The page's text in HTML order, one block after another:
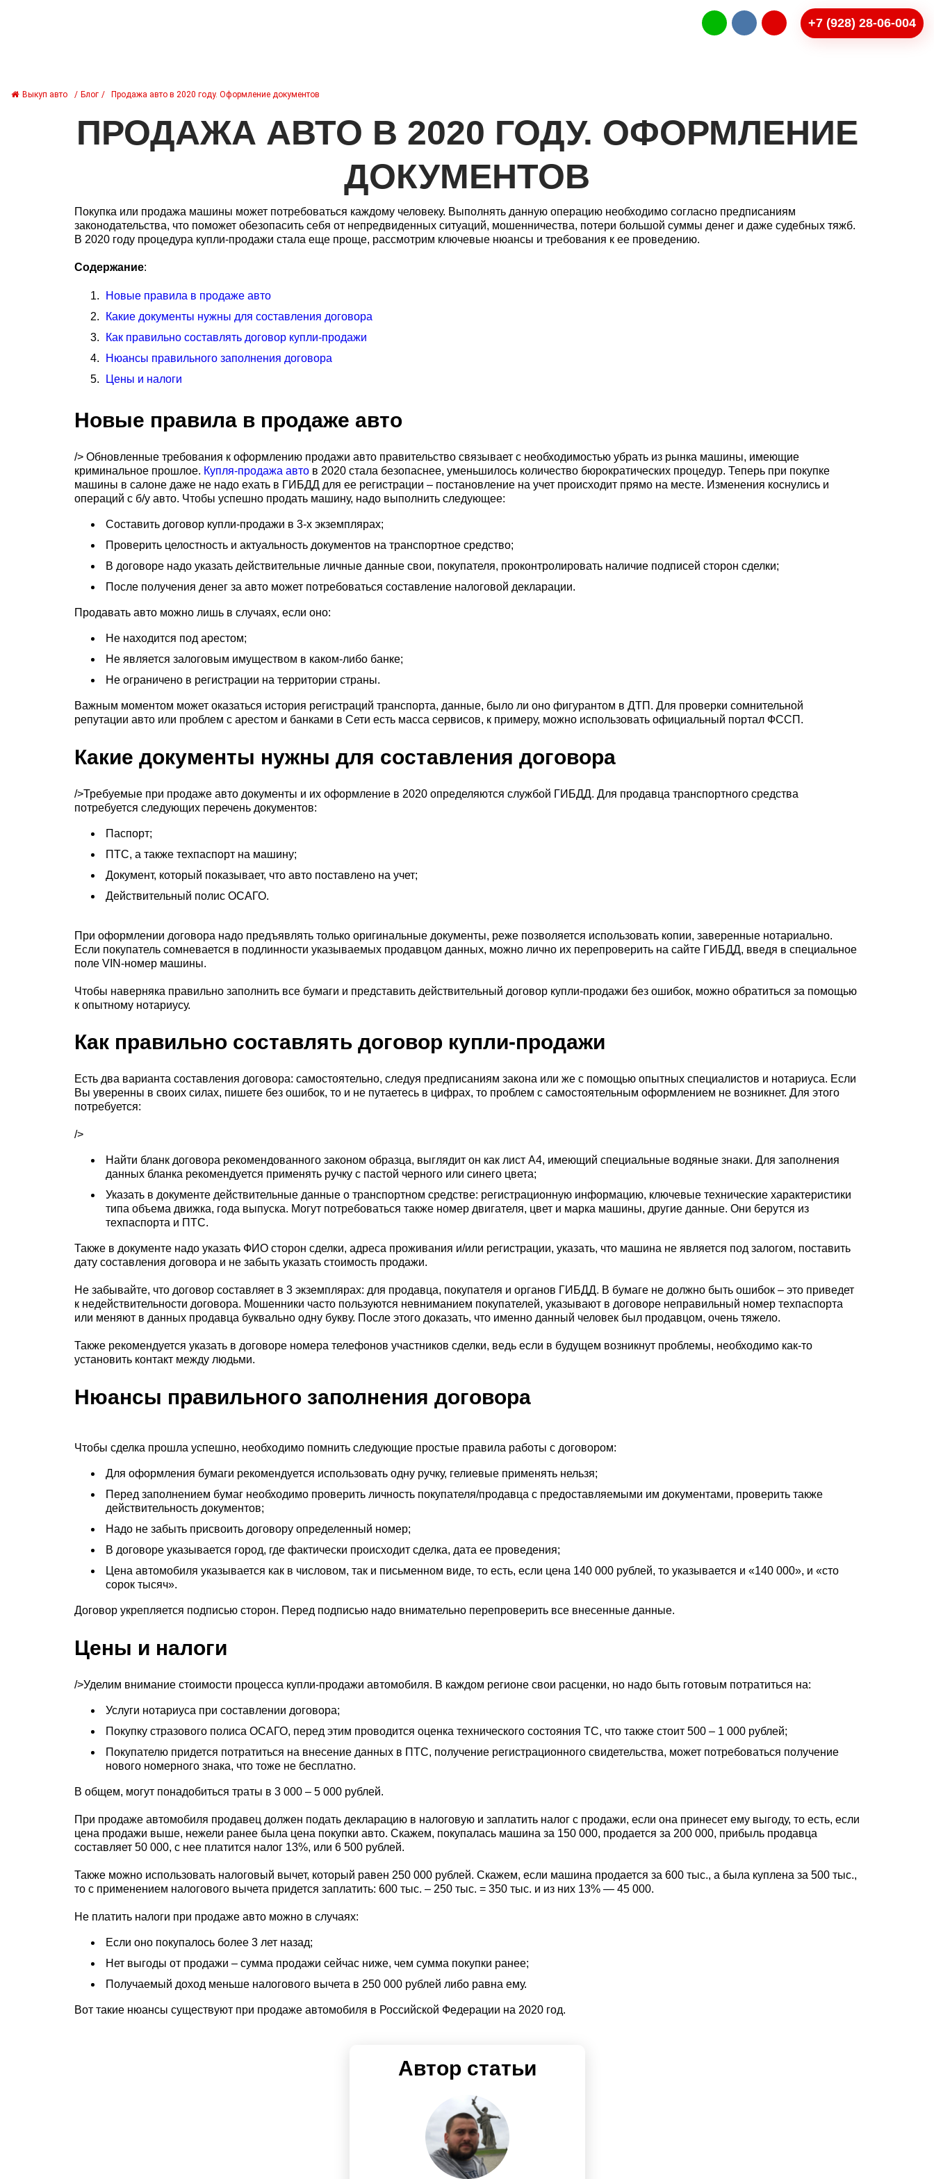
+7 (928) 28-06-004
Выкуп авто / Блог / Продажа авто в 2020 году. Оформление документов
ПРОДАЖА АВТО В 2020 ГОДУ. ОФОРМЛЕНИЕ
ДОКУМЕНТОВ
Покупка или продажа машины может потребоваться каждому человеку. Выполнять данную операцию необходимо согласно предписаниям
законодательства, что поможет обезопасить себя от непредвиденных ситуаций, мошенничества, потери большой суммы денег и даже судебных тяжб.
В 2020 году процедура купли-продажи стала еще проще, рассмотрим ключевые нюансы и требования к ее проведению.
Содержание:
Новые правила в продаже авто
Какие документы нужны для составления договора
Как правильно составлять договор купли-продажи
Нюансы правильного заполнения договора
Цены и налоги
Новые правила в продаже авто
/> Обновленные требования к оформлению продажи авто правительство связывает с необходимостью убрать из рынка машины, имеющие
криминальное прошлое. Купля-продажа авто в 2020 стала безопаснее, уменьшилось количество бюрократических процедур. Теперь при покупке
машины в салоне даже не надо ехать в ГИБДД для ее регистрации – постановление на учет происходит прямо на месте. Изменения коснулись и
операций с б/у авто. Чтобы успешно продать машину, надо выполнить следующее:
Составить договор купли-продажи в 3-х экземплярах;
Проверить целостность и актуальность документов на транспортное средство;
В договоре надо указать действительные личные данные свои, покупателя, проконтролировать наличие подписей сторон сделки;
После получения денег за авто может потребоваться составление налоговой декларации.
Продавать авто можно лишь в случаях, если оно:
Не находится под арестом;
Не является залоговым имуществом в каком-либо банке;
Не ограничено в регистрации на территории страны.
Важным моментом может оказаться история регистраций транспорта, данные, было ли оно фигурантом в ДТП. Для проверки сомнительной
репутации авто или проблем с арестом и банками в Сети есть масса сервисов, к примеру, можно использовать официальный портал ФССП.
Какие документы нужны для составления договора
/>Требуемые при продаже авто документы и их оформление в 2020 определяются службой ГИБДД. Для продавца транспортного средства
потребуется следующих перечень документов:
Паспорт;
ПТС, а также техпаспорт на машину;
Документ, который показывает, что авто поставлено на учет;
Действительный полис ОСАГО.
При оформлении договора надо предъявлять только оригинальные документы, реже позволяется использовать копии, заверенные нотариально.
Если покупатель сомневается в подлинности указываемых продавцом данных, можно лично их перепроверить на сайте ГИБДД, введя в специальное
поле VIN-номер машины.
Чтобы наверняка правильно заполнить все бумаги и представить действительный договор купли-продажи без ошибок, можно обратиться за помощью
к опытному нотариусу.
Как правильно составлять договор купли-продажи
Есть два варианта составления договора: самостоятельно, следуя предписаниям закона или же с помощью опытных специалистов и нотариуса. Если
Вы уверенны в своих силах, пишете без ошибок, то и не путаетесь в цифрах, то проблем с самостоятельным оформлением не возникнет. Для этого
потребуется:
/>
Найти бланк договора рекомендованного законом образца, выглядит он как лист А4, имеющий специальные водяные знаки. Для заполнения
данных бланка рекомендуется применять ручку с пастой черного или синего цвета;
Указать в документе действительные данные о транспортном средстве: регистрационную информацию, ключевые технические характеристики
типа объема движка, года выпуска. Могут потребоваться также номер двигателя, цвет и марка машины, другие данные. Они берутся из
техпаспорта и ПТС.
Также в документе надо указать ФИО сторон сделки, адреса проживания и/или регистрации, указать, что машина не является под залогом, поставить
дату составления договора и не забыть указать стоимость продажи.
Не забывайте, что договор составляет в 3 экземплярах: для продавца, покупателя и органов ГИБДД. В бумаге не должно быть ошибок – это приведет
к недействительности договора. Мошенники часто пользуются невниманием покупателей, указывают в договоре неправильный номер техпаспорта
или меняют в данных продавца буквально одну букву. После этого доказать, что именно данный человек был продавцом, очень тяжело.
Также рекомендуется указать в договоре номера телефонов участников сделки, ведь если в будущем возникнут проблемы, необходимо как-то
установить контакт между людьми.
Нюансы правильного заполнения договора
Чтобы сделка прошла успешно, необходимо помнить следующие простые правила работы с договором:
Для оформления бумаги рекомендуется использовать одну ручку, гелиевые применять нельзя;
Перед заполнением бумаг необходимо проверить личность покупателя/продавца с предоставляемыми им документами, проверить также
действительность документов;
Надо не забыть присвоить договору определенный номер;
В договоре указывается город, где фактически происходит сделка, дата ее проведения;
Цена автомобиля указывается как в числовом, так и письменном виде, то есть, если цена 140 000 рублей, то указывается и «140 000», и «сто
сорок тысяч».
Договор укрепляется подписью сторон. Перед подписью надо внимательно перепроверить все внесенные данные.
Цены и налоги
/>Уделим внимание стоимости процесса купли-продажи автомобиля. В каждом регионе свои расценки, но надо быть готовым потратиться на:
Услуги нотариуса при составлении договора;
Покупку стразового полиса ОСАГО, перед этим проводится оценка технического состояния ТС, что также стоит 500 – 1 000 рублей;
Покупателю придется потратиться на внесение данных в ПТС, получение регистрационного свидетельства, может потребоваться получение
нового номерного знака, что тоже не бесплатно.
В общем, могут понадобиться траты в 3 000 – 5 000 рублей.
При продаже автомобиля продавец должен подать декларацию в налоговую и заплатить налог с продажи, если она принесет ему выгоду, то есть, если
цена продажи выше, нежели ранее была цена покупки авто. Скажем, покупалась машина за 150 000, продается за 200 000, прибыль продавца
составляет 50 000, с нее платится налог 13%, или 6 500 рублей.
Также можно использовать налоговый вычет, который равен 250 000 рублей. Скажем, если машина продается за 600 тыс., а была куплена за 500 тыс.,
то с применением налогового вычета придется заплатить: 600 тыс. – 250 тыс. = 350 тыс. и из них 13% — 45 000.
Не платить налоги при продаже авто можно в случаях:
Если оно покупалось более 3 лет назад;
Нет выгоды от продажи – сумма продажи сейчас ниже, чем сумма покупки ранее;
Получаемый доход меньше налогового вычета в 250 000 рублей либо равна ему.
Вот такие нюансы существуют при продаже автомобиля в Российской Федерации на 2020 год.
Автор статьи